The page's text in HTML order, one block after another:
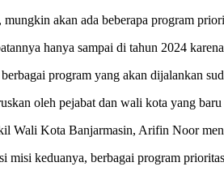
akan ada beberapa program
hanya sampai di tahun 2024
program yang akan dijalankan
oleh pejabat dan wali kota yang
Wali Kota Banjarmasin, Arifin Noor
misi keduanya, berbagai program